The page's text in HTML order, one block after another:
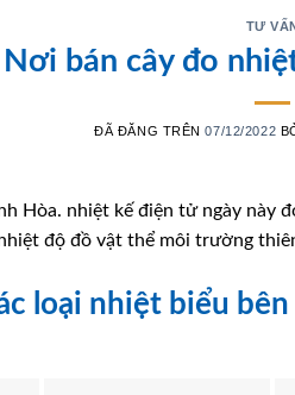
TƯ
Nơi bán cây đo
ĐÃ ĐĂNG TRÊN07/12/2022
Hòa. nhiệt kế điện tử ngày này
độ đồ vật thể môi trường
loại nhiệt biểu